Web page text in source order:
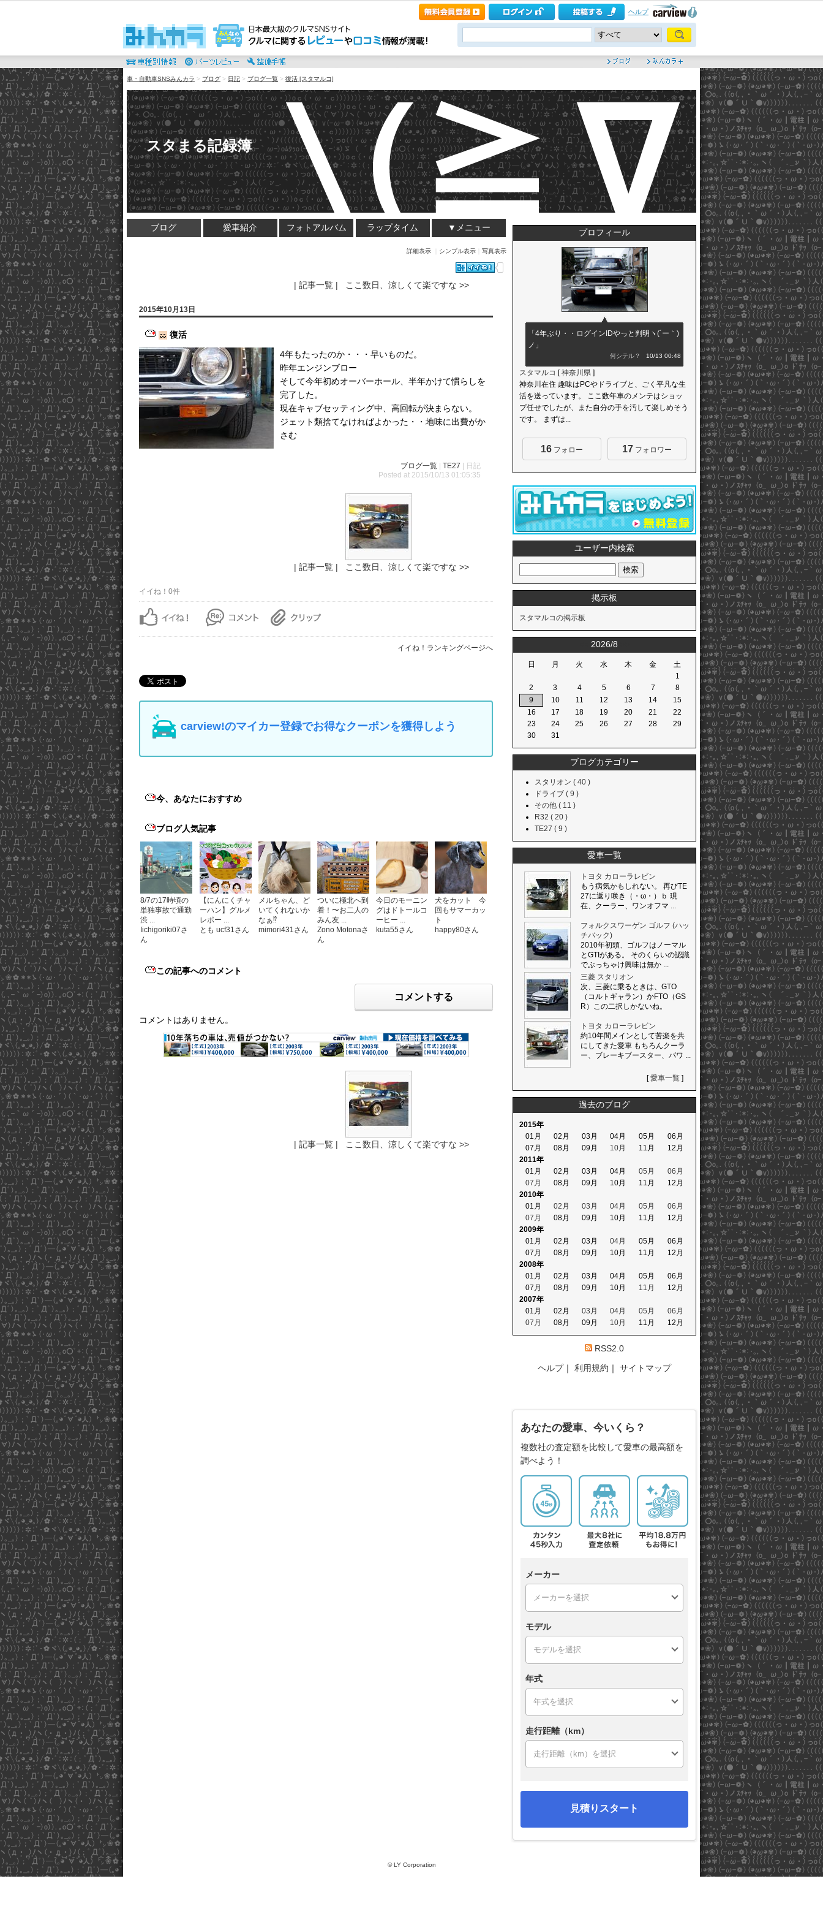
ヘルプ
車・自動車SNSみんカラ > ブログ > 日記 > ブログ一覧 > 復活 [スタマルコ]
スタまる記録簿
ブログ 愛車紹介 フォトアルバム ラップタイム ▼メニュー
詳細表示 シンプル表示 写真表示
| 記事一覧 | ここ数日、涼しくて楽ですな >>
2015年10月13日
復活
4年もたったのか・・・早いものだ。
昨年エンジンブロー
そして今年初めオーバーホール、半年かけて慣らしを
完了した。
現在キャブセッティング中、高回転が決まらない。
ジェット類捨てなければよかった・・地味に出費がか
さむ
ブログ一覧 TE27 | 日記
Posted at 2015/10/13 01:05:35
| 記事一覧 | ここ数日、涼しくて楽ですな >>
イイね！0件
イイね！ランキングページへ
carview!のマイカー登録でお得なクーポンを獲得しよう
今、あなたにおすすめ
ブログ人気記事
8/7の17時頃の
単独事故で通勤
渋 ...
Iichigoriki07さ
ん
【にんにくチャ
ーハン】グルメ
レポー ...
とも ucf31さん
メルちゃん、ど
いてくれないか
なぁ⁉️
mimori431さん
ついに極北へ到
着！〜お二人の
みん友 ...
Zono Motonaさ
ん
今日のモーニン
グはドトールコ
ーヒー ...
kuta55さん
犬をカット 今
回もサマーカッ
ト
happy80さん
この記事へのコメント
コメントする
コメントはありません。
| 記事一覧 | ここ数日、涼しくて楽ですな >>
プロフィール
「4年ぶり・・ログインIDやっと判明ヽ(´ー｀)
ノ」
何シテル？ 10/13 00:48
スタマルコ [神奈川県 ]
神奈川在住 趣味はPCやドライブと、ごく平凡な生
活を送っています。 ここ数年車のメンテはショッ
プ任せでしたが、また自分の手を汚して楽しめそう
です。 まずは...
16 フォロー 17 フォロワー
ユーザー内検索
掲示板
スタマルコの掲示板
2026/8
日 月 火 水 木 金
土
1
2
3 4 5 6 7
8
9
10 11 12 13 14
15
16
17 18 19 20 21
22
23
24 25 26 27 28
29
30
31
ブログカテゴリー
スタリオン ( 40 )
ドライブ ( 9 )
その他 ( 11 )
R32 ( 20 )
TE27 ( 9 )
愛車一覧
トヨタ カローラレビン
もう病気かもしれない。 再びTE
27に返り咲き（・ω・）ｂ 現
在、クーラー、ワンオフマ ...
フォルクスワーゲン ゴルフ (ハッ
チバック)
2010年初頭、ゴルフはノーマル
とGTIがある。 そのくらいの認識
でぶっちゃけ興味は無か ...
三菱 スタリオン
次、三菱に乗るときは、GTO
（コルトギャラン）かFTO（GS
R）この二択しかないね。
トヨタ カローラレビン
約10年間メインとして苦楽を共
にしてきた愛車 もちろんクーラ
ー、ブレーキブースター、パワ ...
[愛車一覧 ]
過去のブログ
2015年
01月
02月 03月 04月 05月
06月
07月
08月 09月 10月 11月
12月
2011年
01月
02月 03月 04月 05月
06月
07月
08月 09月 10月 11月
12月
2010年
01月
02月 03月 04月 05月
06月
07月
08月 09月 10月 11月
12月
2009年
01月
02月 03月 04月 05月
06月
07月
08月 09月 10月 11月
12月
2008年
01月
02月 03月 04月 05月
06月
07月
08月 09月 10月 11月
12月
2007年
01月
02月 03月 04月 05月
06月
07月
08月 09月 10月 11月 12月
RSS2.0
ヘルプ｜ 利用規約 ｜ サイトマップ
あなたの愛車、今いくら？
複数社の査定額を比較して愛車の最高額を
調べよう！
メーカー
モデル
年式
走行距離（km）
見積りスタート
© LY Corporation